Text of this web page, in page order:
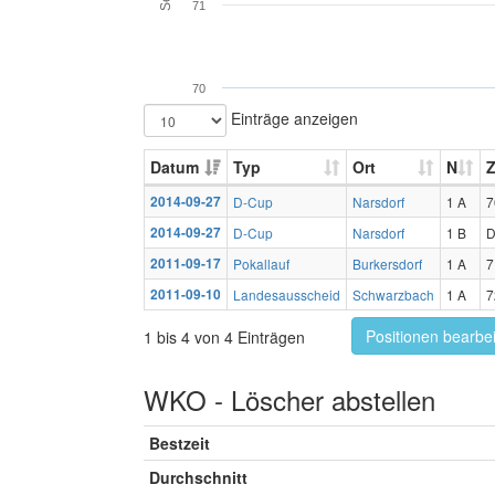
70
71
Einträge anzeigen
Datum Typ Ort N
2014-09-27 D-Cup Narsdorf 1 A
2014-09-27
D-Cup Narsdorf 1 B
D
2011-09-17
Pokallauf Burkersdorf 1 A
2011-09-10
Landesausscheid Schwarzbach 1 A
1 bis 4 von 4 Einträgen Positionen
WKO - Löscher abstellen
Bestzeit
Durchschnitt